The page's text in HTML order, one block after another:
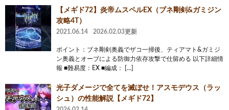
【メギド72】炎帝ムスペルEX（ブネ剛剣&ガミジン
攻略4T）
2021.06.14 2026.02.03更新
ポイント：ブネ剛剣奥義でザコ一掃後、ティアマト&ガミジ
ン奥義とオーブによる防御力依存攻撃で仕留める 以下詳細情
報 ■難易度：EX ■編成： […]
光子ダメージで全てを滅ぼせ！アスモデウス（ラッ
シュ）の性能解説【メギド72】